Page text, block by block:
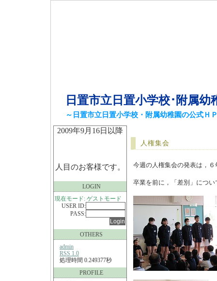
日置市立日置小学校･附属幼
～日置市立日置小学校・附属幼稚園の公式Ｈ
2009年9月16日以降
人目のお客様です。
LOGIN
現在モード: ゲストモード
USER ID:
PASS:
OTHERS
admin
RSS 1.0
処理時間 0.249377秒
PROFILE
人権集会
今週の人権集会の発表は，６
卒業を前に，「差別」につ